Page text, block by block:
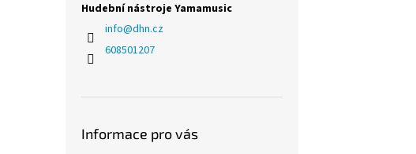
Hudební nástroje Yamamusic
info@dhn.cz
608501207
Informace pro vás